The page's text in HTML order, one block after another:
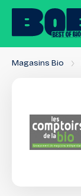
Magasins Bio